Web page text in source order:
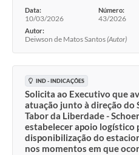
Data:
10/03/2026
Número:
43/2026
Autor:
Deiwson de Matos Santos(Autor)
IND - INDICAÇÕES
Solicita ao Executivo que
atuação junto à direção do
Tabor da Liberdade -
estabelecer apoio logístico
disponibilização do
nos momentos em que